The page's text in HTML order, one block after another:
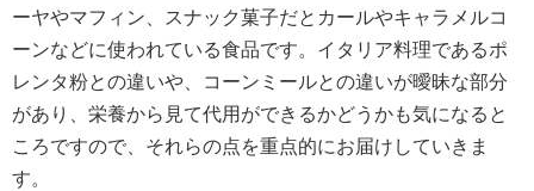
ーヤやマフィン、スナック菓子だとカールやキャラメルコ
ーンなどに使われている食品です。イタリア料理であるポ
レンタ粉との違いや、コーンミールとの違いが曖昧な部分
があり、栄養から見て代用ができるかどうかも気になると
ころですので、それらの点を重点的にお届けしていきま
す。